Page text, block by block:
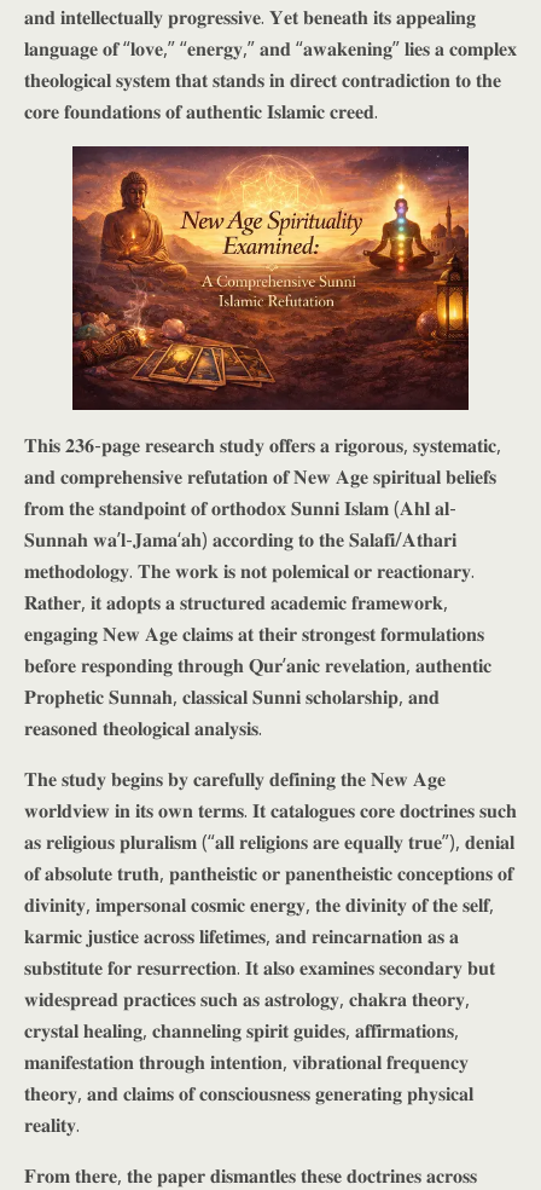
𝐚𝐧𝐝 𝐢𝐧𝐭𝐞𝐥𝐥𝐞𝐜𝐭𝐮𝐚𝐥𝐥𝐲 𝐩𝐫𝐨𝐠𝐫𝐞𝐬𝐬𝐢𝐯𝐞. 𝐘𝐞𝐭 𝐛𝐞𝐧𝐞𝐚𝐭𝐡 𝐢𝐭𝐬 𝐚𝐩𝐩𝐞𝐚𝐥𝐢𝐧𝐠
𝐥𝐚𝐧𝐠𝐮𝐚𝐠𝐞 𝐨𝐟 “𝐥𝐨𝐯𝐞,” “𝐞𝐧𝐞𝐫𝐠𝐲,” 𝐚𝐧𝐝 “𝐚𝐰𝐚𝐤𝐞𝐧𝐢𝐧𝐠” 𝐥𝐢𝐞𝐬 𝐚 𝐜𝐨𝐦𝐩𝐥𝐞𝐱
𝐭𝐡𝐞𝐨𝐥𝐨𝐠𝐢𝐜𝐚𝐥 𝐬𝐲𝐬𝐭𝐞𝐦 𝐭𝐡𝐚𝐭 𝐬𝐭𝐚𝐧𝐝𝐬 𝐢𝐧 𝐝𝐢𝐫𝐞𝐜𝐭 𝐜𝐨𝐧𝐭𝐫𝐚𝐝𝐢𝐜𝐭𝐢𝐨𝐧 𝐭𝐨 𝐭𝐡𝐞
𝐜𝐨𝐫𝐞 𝐟𝐨𝐮𝐧𝐝𝐚𝐭𝐢𝐨𝐧𝐬 𝐨𝐟 𝐚𝐮𝐭𝐡𝐞𝐧𝐭𝐢𝐜 𝐈𝐬𝐥𝐚𝐦𝐢𝐜 𝐜𝐫𝐞𝐞𝐝.
𝐓𝐡𝐢𝐬 𝟐𝟑𝟔-𝐩𝐚𝐠𝐞 𝐫𝐞𝐬𝐞𝐚𝐫𝐜𝐡 𝐬𝐭𝐮𝐝𝐲 𝐨𝐟𝐟𝐞𝐫𝐬 𝐚 𝐫𝐢𝐠𝐨𝐫𝐨𝐮𝐬, 𝐬𝐲𝐬𝐭𝐞𝐦𝐚𝐭𝐢𝐜,
𝐚𝐧𝐝 𝐜𝐨𝐦𝐩𝐫𝐞𝐡𝐞𝐧𝐬𝐢𝐯𝐞 𝐫𝐞𝐟𝐮𝐭𝐚𝐭𝐢𝐨𝐧 𝐨𝐟 𝐍𝐞𝐰 𝐀𝐠𝐞 𝐬𝐩𝐢𝐫𝐢𝐭𝐮𝐚𝐥 𝐛𝐞𝐥𝐢𝐞𝐟𝐬
𝐟𝐫𝐨𝐦 𝐭𝐡𝐞 𝐬𝐭𝐚𝐧𝐝𝐩𝐨𝐢𝐧𝐭 𝐨𝐟 𝐨𝐫𝐭𝐡𝐨𝐝𝐨𝐱 𝐒𝐮𝐧𝐧𝐢 𝐈𝐬𝐥𝐚𝐦 (𝐀𝐡𝐥 𝐚𝐥-
𝐒𝐮𝐧𝐧𝐚𝐡 𝐰𝐚’𝐥-𝐉𝐚𝐦𝐚‘𝐚𝐡) 𝐚𝐜𝐜𝐨𝐫𝐝𝐢𝐧𝐠 𝐭𝐨 𝐭𝐡𝐞 𝐒𝐚𝐥𝐚𝐟𝐢/𝐀𝐭𝐡𝐚𝐫𝐢
𝐦𝐞𝐭𝐡𝐨𝐝𝐨𝐥𝐨𝐠𝐲. 𝐓𝐡𝐞 𝐰𝐨𝐫𝐤 𝐢𝐬 𝐧𝐨𝐭 𝐩𝐨𝐥𝐞𝐦𝐢𝐜𝐚𝐥 𝐨𝐫 𝐫𝐞𝐚𝐜𝐭𝐢𝐨𝐧𝐚𝐫𝐲.
𝐑𝐚𝐭𝐡𝐞𝐫, 𝐢𝐭 𝐚𝐝𝐨𝐩𝐭𝐬 𝐚 𝐬𝐭𝐫𝐮𝐜𝐭𝐮𝐫𝐞𝐝 𝐚𝐜𝐚𝐝𝐞𝐦𝐢𝐜 𝐟𝐫𝐚𝐦𝐞𝐰𝐨𝐫𝐤,
𝐞𝐧𝐠𝐚𝐠𝐢𝐧𝐠 𝐍𝐞𝐰 𝐀𝐠𝐞 𝐜𝐥𝐚𝐢𝐦𝐬 𝐚𝐭 𝐭𝐡𝐞𝐢𝐫 𝐬𝐭𝐫𝐨𝐧𝐠𝐞𝐬𝐭 𝐟𝐨𝐫𝐦𝐮𝐥𝐚𝐭𝐢𝐨𝐧𝐬
𝐛𝐞𝐟𝐨𝐫𝐞 𝐫𝐞𝐬𝐩𝐨𝐧𝐝𝐢𝐧𝐠 𝐭𝐡𝐫𝐨𝐮𝐠𝐡 𝐐𝐮𝐫’𝐚𝐧𝐢𝐜 𝐫𝐞𝐯𝐞𝐥𝐚𝐭𝐢𝐨𝐧, 𝐚𝐮𝐭𝐡𝐞𝐧𝐭𝐢𝐜
𝐏𝐫𝐨𝐩𝐡𝐞𝐭𝐢𝐜 𝐒𝐮𝐧𝐧𝐚𝐡, 𝐜𝐥𝐚𝐬𝐬𝐢𝐜𝐚𝐥 𝐒𝐮𝐧𝐧𝐢 𝐬𝐜𝐡𝐨𝐥𝐚𝐫𝐬𝐡𝐢𝐩, 𝐚𝐧𝐝
𝐫𝐞𝐚𝐬𝐨𝐧𝐞𝐝 𝐭𝐡𝐞𝐨𝐥𝐨𝐠𝐢𝐜𝐚𝐥 𝐚𝐧𝐚𝐥𝐲𝐬𝐢𝐬.
𝐓𝐡𝐞 𝐬𝐭𝐮𝐝𝐲 𝐛𝐞𝐠𝐢𝐧𝐬 𝐛𝐲 𝐜𝐚𝐫𝐞𝐟𝐮𝐥𝐥𝐲 𝐝𝐞𝐟𝐢𝐧𝐢𝐧𝐠 𝐭𝐡𝐞 𝐍𝐞𝐰 𝐀𝐠𝐞
𝐰𝐨𝐫𝐥𝐝𝐯𝐢𝐞𝐰 𝐢𝐧 𝐢𝐭𝐬 𝐨𝐰𝐧 𝐭𝐞𝐫𝐦𝐬. 𝐈𝐭 𝐜𝐚𝐭𝐚𝐥𝐨𝐠𝐮𝐞𝐬 𝐜𝐨𝐫𝐞 𝐝𝐨𝐜𝐭𝐫𝐢𝐧𝐞𝐬 𝐬𝐮𝐜𝐡
𝐚𝐬 𝐫𝐞𝐥𝐢𝐠𝐢𝐨𝐮𝐬 𝐩𝐥𝐮𝐫𝐚𝐥𝐢𝐬𝐦 (“𝐚𝐥𝐥 𝐫𝐞𝐥𝐢𝐠𝐢𝐨𝐧𝐬 𝐚𝐫𝐞 𝐞𝐪𝐮𝐚𝐥𝐥𝐲 𝐭𝐫𝐮𝐞”), 𝐝𝐞𝐧𝐢𝐚𝐥
𝐨𝐟 𝐚𝐛𝐬𝐨𝐥𝐮𝐭𝐞 𝐭𝐫𝐮𝐭𝐡, 𝐩𝐚𝐧𝐭𝐡𝐞𝐢𝐬𝐭𝐢𝐜 𝐨𝐫 𝐩𝐚𝐧𝐞𝐧𝐭𝐡𝐞𝐢𝐬𝐭𝐢𝐜 𝐜𝐨𝐧𝐜𝐞𝐩𝐭𝐢𝐨𝐧𝐬 𝐨𝐟
𝐝𝐢𝐯𝐢𝐧𝐢𝐭𝐲, 𝐢𝐦𝐩𝐞𝐫𝐬𝐨𝐧𝐚𝐥 𝐜𝐨𝐬𝐦𝐢𝐜 𝐞𝐧𝐞𝐫𝐠𝐲, 𝐭𝐡𝐞 𝐝𝐢𝐯𝐢𝐧𝐢𝐭𝐲 𝐨𝐟 𝐭𝐡𝐞 𝐬𝐞𝐥𝐟,
𝐤𝐚𝐫𝐦𝐢𝐜 𝐣𝐮𝐬𝐭𝐢𝐜𝐞 𝐚𝐜𝐫𝐨𝐬𝐬 𝐥𝐢𝐟𝐞𝐭𝐢𝐦𝐞𝐬, 𝐚𝐧𝐝 𝐫𝐞𝐢𝐧𝐜𝐚𝐫𝐧𝐚𝐭𝐢𝐨𝐧 𝐚𝐬 𝐚
𝐬𝐮𝐛𝐬𝐭𝐢𝐭𝐮𝐭𝐞 𝐟𝐨𝐫 𝐫𝐞𝐬𝐮𝐫𝐫𝐞𝐜𝐭𝐢𝐨𝐧. 𝐈𝐭 𝐚𝐥𝐬𝐨 𝐞𝐱𝐚𝐦𝐢𝐧𝐞𝐬 𝐬𝐞𝐜𝐨𝐧𝐝𝐚𝐫𝐲 𝐛𝐮𝐭
𝐰𝐢𝐝𝐞𝐬𝐩𝐫𝐞𝐚𝐝 𝐩𝐫𝐚𝐜𝐭𝐢𝐜𝐞𝐬 𝐬𝐮𝐜𝐡 𝐚𝐬 𝐚𝐬𝐭𝐫𝐨𝐥𝐨𝐠𝐲, 𝐜𝐡𝐚𝐤𝐫𝐚 𝐭𝐡𝐞𝐨𝐫𝐲,
𝐜𝐫𝐲𝐬𝐭𝐚𝐥 𝐡𝐞𝐚𝐥𝐢𝐧𝐠, 𝐜𝐡𝐚𝐧𝐧𝐞𝐥𝐢𝐧𝐠 𝐬𝐩𝐢𝐫𝐢𝐭 𝐠𝐮𝐢𝐝𝐞𝐬, 𝐚𝐟𝐟𝐢𝐫𝐦𝐚𝐭𝐢𝐨𝐧𝐬,
𝐦𝐚𝐧𝐢𝐟𝐞𝐬𝐭𝐚𝐭𝐢𝐨𝐧 𝐭𝐡𝐫𝐨𝐮𝐠𝐡 𝐢𝐧𝐭𝐞𝐧𝐭𝐢𝐨𝐧, 𝐯𝐢𝐛𝐫𝐚𝐭𝐢𝐨𝐧𝐚𝐥 𝐟𝐫𝐞𝐪𝐮𝐞𝐧𝐜𝐲
𝐭𝐡𝐞𝐨𝐫𝐲, 𝐚𝐧𝐝 𝐜𝐥𝐚𝐢𝐦𝐬 𝐨𝐟 𝐜𝐨𝐧𝐬𝐜𝐢𝐨𝐮𝐬𝐧𝐞𝐬𝐬 𝐠𝐞𝐧𝐞𝐫𝐚𝐭𝐢𝐧𝐠 𝐩𝐡𝐲𝐬𝐢𝐜𝐚𝐥
𝐫𝐞𝐚𝐥𝐢𝐭𝐲.
𝐅𝐫𝐨𝐦 𝐭𝐡𝐞𝐫𝐞, 𝐭𝐡𝐞 𝐩𝐚𝐩𝐞𝐫 𝐝𝐢𝐬𝐦𝐚𝐧𝐭𝐥𝐞𝐬 𝐭𝐡𝐞𝐬𝐞 𝐝𝐨𝐜𝐭𝐫𝐢𝐧𝐞𝐬 𝐚𝐜𝐫𝐨𝐬𝐬